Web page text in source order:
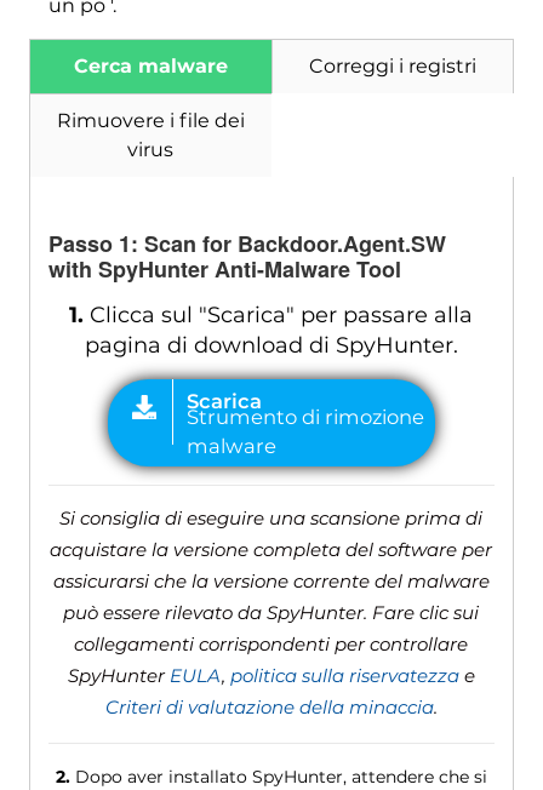
un po '.
Cerca malware Correggi i registri
Rimuovere i file dei
virus
Passo 1: Scan for Backdoor.Agent.SW
with SpyHunter Anti-Malware Tool
1. Clicca sul "Scarica" per passare alla
pagina di download di SpyHunter.
Si consiglia di eseguire una scansione prima di
acquistare la versione completa del software per
assicurarsi che la versione corrente del malware
può essere rilevato da SpyHunter. Fare clic sui
collegamenti corrispondenti per controllare
SpyHunter EULA, politica sulla riservatezzae
Criteri di valutazione della minaccia.
2.Dopo aver installato SpyHunter, attendere che si